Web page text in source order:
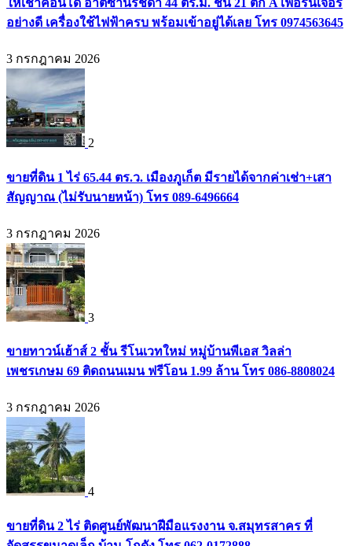
ให้เช่าคอนโด อาติซานรัชดา 44 ตร.ม. ชั้น 21 ตึก A เฟอร์นิเจอร์
อย่างดี เครื่องใช้ไฟฟ้าครบ พร้อมเข้าอยู่ได้เลย โทร 0974563645
3 กรกฎาคม 2026
2
ขายที่ดิน 1 ไร่ 65.44 ตร.ว. เมืองภูเก็ต มีรายได้จากค่าเช่า+เสา
สัญญาณ (ไม่รับนายหน้า) โทร 089-6496664
3 กรกฎาคม 2026
3
ขายทาวน์เฮ้าส์ 2 ชั้น รีโนเวทใหม่ หมู่บ้านพีเอส วิลล่า
เพชรเกษม 69 ติดถนนเมน ฟรีโอน 1.99 ล้าน โทร 086-8808024
3 กรกฎาคม 2026
4
ขายที่ดิน 2 ไร่ ติดศูนย์พัฒนาฝีมือแรงงาน จ.สมุทรสาคร ที่